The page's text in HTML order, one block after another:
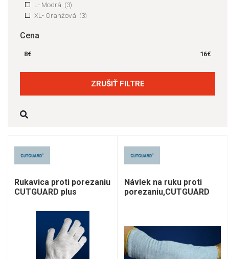
L- Modrá (3)
XL- Oranžová (3)
Cena
8€ 16€
ZRUŠIŤ FILTRE
Rukavica proti porezaniu
CUTGUARD plus
Návlek na ruku proti
porezaniu,CUTGUARD